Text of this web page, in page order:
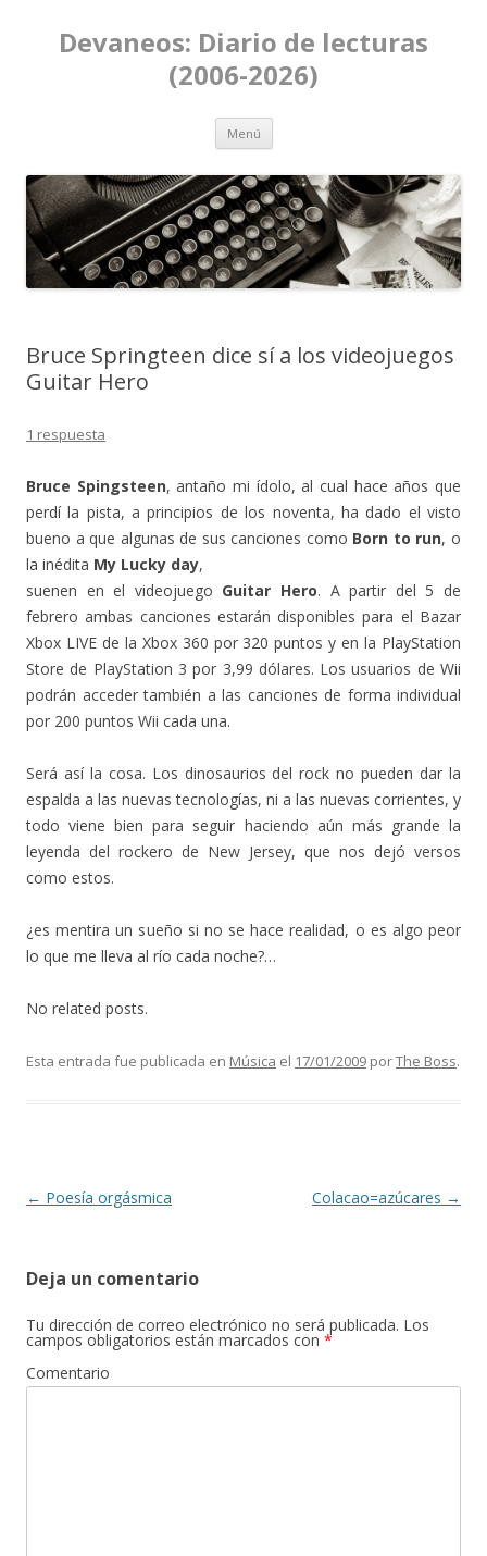
Devaneos: Diario de lecturas
(2006-2026)
Menú Ir al contenido
Bruce Springteen dice sí a los videojuegos
Guitar Hero
1 respuesta
Bruce Spingsteen, antaño mi ídolo, al cual hace años que
perdí la pista, a principios de los noventa, ha dado el visto
bueno a que algunas de sus canciones como Born to run, o
la inédita My Lucky day,
suenen en el videojuego Guitar Hero. A partir del 5 de
febrero ambas canciones estarán disponibles para el Bazar
Xbox LIVE de la Xbox 360 por 320 puntos y en la PlayStation
Store de PlayStation 3 por 3,99 dólares. Los usuarios de Wii
podrán acceder también a las canciones de forma individual
por 200 puntos Wii cada una.
Será así la cosa. Los dinosaurios del rock no pueden dar la
espalda a las nuevas tecnologías, ni a las nuevas corrientes, y
todo viene bien para seguir haciendo aún más grande la
leyenda del rockero de New Jersey, que nos dejó versos
como estos.
¿es mentira un sueño si no se hace realidad, o es algo peor
lo que me lleva al río cada noche?…
No related posts.
Esta entrada fue publicada en Música el 17/01/2009 porThe Boss.
Navegación de entradas
← Poesía orgásmica Colacao=azúcares →
Deja un comentario
Tu dirección de correo electrónico no será publicada. Los
campos obligatorios están marcados con *
Comentario